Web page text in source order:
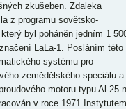
zkušeben. Zdaleka
z programu sovětsko-
byl poháněn jedním 1
LaLa-1. Posláním této
systému pro
zemědělského speciálu a
motoru typu Al-25
v roce 1971 Instytutem